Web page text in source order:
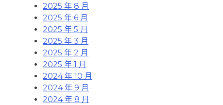
2025 年 8 月
2025 年 6 月
2025 年 5 月
2025 年 3 月
2025 年 2 月
2025 年 1 月
2024 年 10 月
2024 年 9 月
2024 年 8 月